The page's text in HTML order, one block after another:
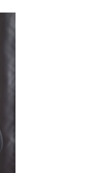
トレーニング🔥✨